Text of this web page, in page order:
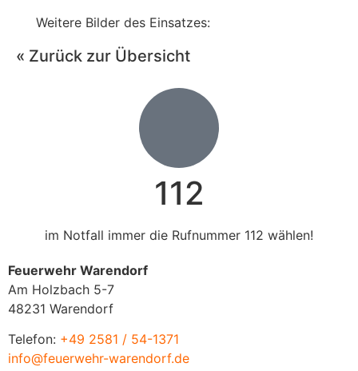
Weitere Bilder des Einsatzes:
« Zurück zur Übersicht
112
im Notfall immer die Rufnummer 112 wählen!
Feuerwehr Warendorf
Am Holzbach 5-7
48231 Warendorf
Telefon: +49 2581 / 54-1371
info@feuerwehr-warendorf.de